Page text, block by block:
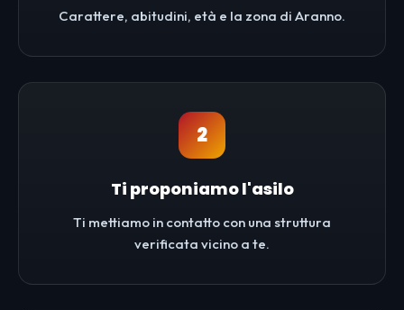
Carattere, abitudini, età e la zona di Aranno.
2
Ti proponiamo l'asilo
Ti mettiamo in contatto con una struttura
verificata vicino a te.